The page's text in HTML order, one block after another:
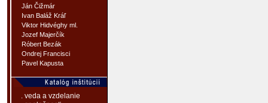
Ján Čižmár
Ivan Baláž Kráľ
Viktor Hidvéghy ml.
Jozef Majerčík
Róbert Bezák
Ondrej Francisci
Pavel Kapusta
. veda a vzdelanie